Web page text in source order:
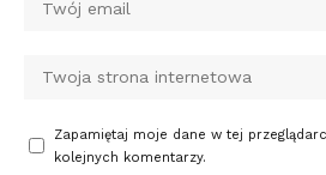
Zapamiętaj moje dane w tej
kolejnych komentarzy.